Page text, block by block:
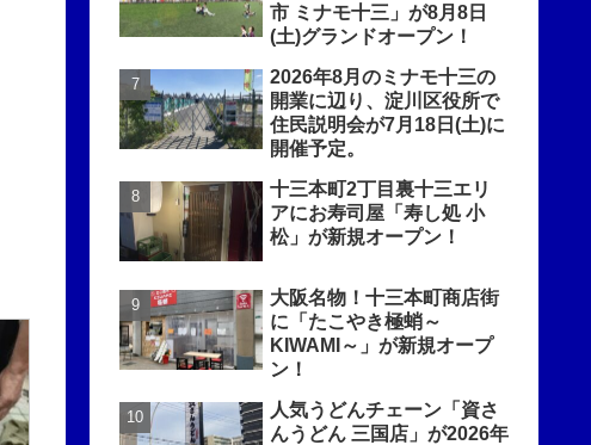
市 ミナモ十三」が8月8日
(土)グランドオープン！
2026年8月のミナモ十三の
開業に辺り、淀川区役所で
住民説明会が7月18日(土)に
開催予定。
十三本町2丁目裏十三エリ
アにお寿司屋「寿し処 小
松」が新規オープン！
大阪名物！十三本町商店街
に「たこやき極蛸～
KIWAMI～」が新規オープ
ン！
人気うどんチェーン「資さ
んうどん 三国店」が2026年